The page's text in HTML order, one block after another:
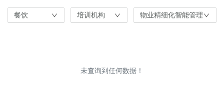
餐饮 培训机构 物业精细化智能管理
未查询到任何数据！